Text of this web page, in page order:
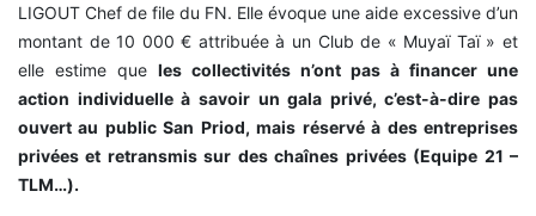
LIGOUT Chef de file du FN. Elle évoque une aide excessive d’un
montant de 10 000 € attribuée à un Club de « Muyaï Taï » et
elle estime que les collectivités n’ont pas à financer une
action individuelle à savoir un gala privé, c’est-à-dire pas
ouvert au public San Priod, mais réservé à des entreprises
privées et retransmis sur des chaînes privées (Equipe 21 –
TLM…).